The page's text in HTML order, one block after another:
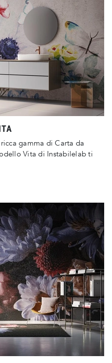
gamma di Carta da
Vita di Instabilelab ti